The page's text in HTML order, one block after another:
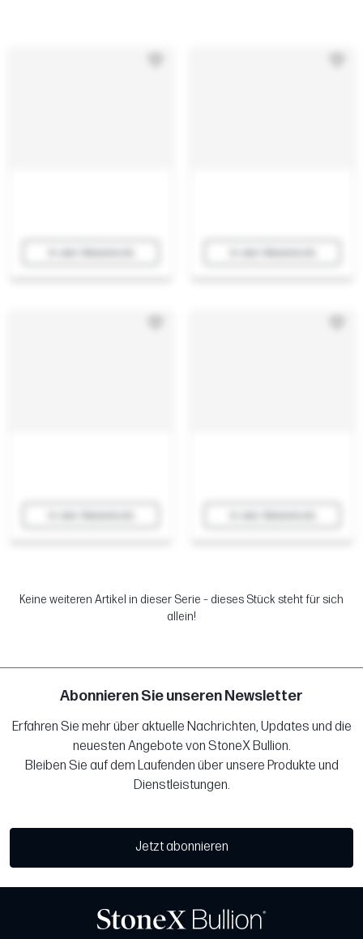
Keine weiteren Artikel in dieser Serie – dieses Stück steht für sich
allein!
Abonnieren Sie unseren Newsletter
Erfahren Sie mehr über aktuelle Nachrichten, Updates und die
neuesten Angebote von StoneX Bullion.
Bleiben Sie auf dem Laufenden über unsere Produkte und
Dienstleistungen.
Jetzt abonnieren